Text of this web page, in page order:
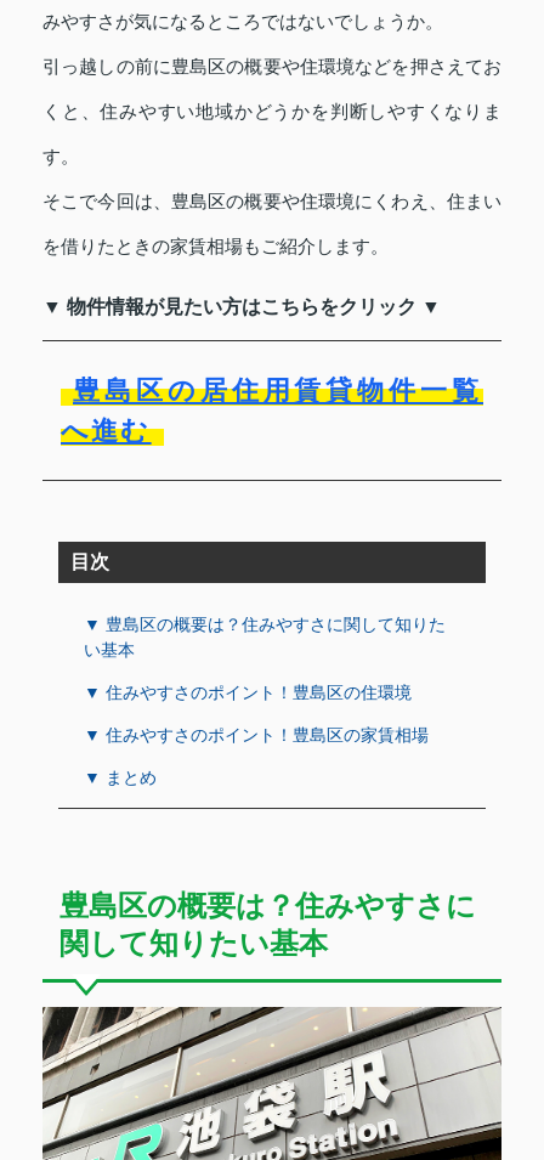
みやすさが気になるところではないでしょうか。
引っ越しの前に豊島区の概要や住環境などを押さえてお
くと、住みやすい地域かどうかを判断しやすくなりま
す。
そこで今回は、豊島区の概要や住環境にくわえ、住まい
を借りたときの家賃相場もご紹介します。
▼ 物件情報が見たい方はこちらをクリック ▼
豊島区の居住用賃貸物件一覧
へ進む
目次
▼ 豊島区の概要は？住みやすさに関して知りた
い基本
▼ 住みやすさのポイント！豊島区の住環境
▼ 住みやすさのポイント！豊島区の家賃相場
▼ まとめ
豊島区の概要は？住みやすさに
関して知りたい基本